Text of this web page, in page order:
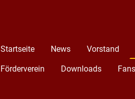
Startseite News Vorstand
Förderverein Downloads